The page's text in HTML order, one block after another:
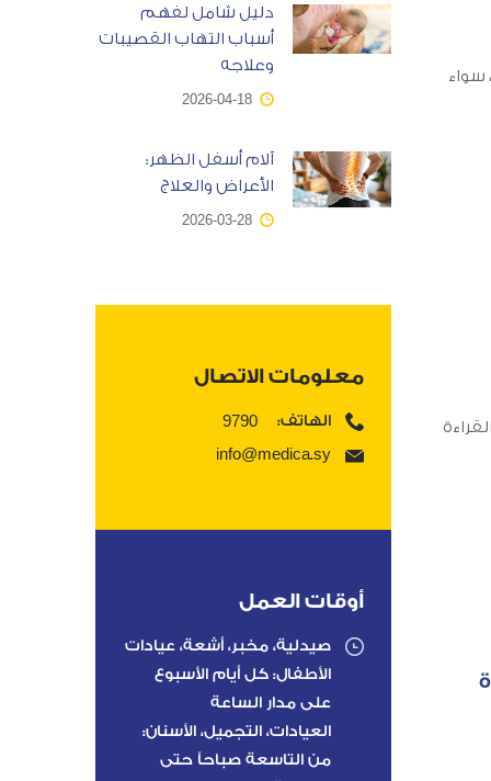
سواء
دليل شامل لفهم
أسباب التهاب القصيبات
وعلاجه
2026-04-18
آلام أسفل الظهر:
الأعراض والعلاج
2026-03-28
معلومات الاتصال
الهاتف: 9790
info@medica.sy
أوقات العمل
صيدلية، مخبر، أشعة، عيادات
الأطفال: كل أيام الأسبوع
على مدار الساعة
العيادات، التجميل، الأسنان:
من التاسعة صباحاً حتى